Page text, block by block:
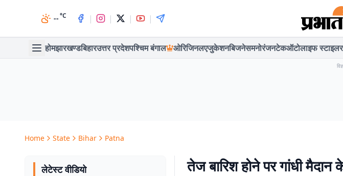
--°C | | | |
होमझारखण्डबिहारउत्तर प्रदेशपश्चिम बंगाल ओरिजिनलएजुकेशनबिजनेसमनोरंजनटेकऑटोलाइफ स्टाइल
Home State Bihar Patna
लेटेस्ट वीडियो
तेज बारिश होने पर गांधी